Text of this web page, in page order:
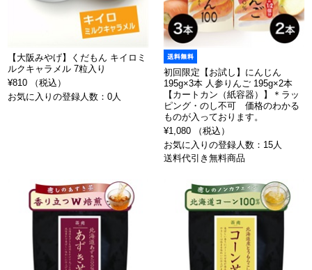
【大阪みやげ】くだもん キイロミ
ルクキャラメル 7粒入り
¥810 （税込）
お気に入りの登録人数：0人
初回限定【お試し】にんじん
195g×3本 人参りんご 195g×2本
【カートカン（紙容器）】＊ラッ
ピング・のし不可 価格のわかる
ものが入っております。
¥1,080 （税込）
お気に入りの登録人数：15人
送料代引き無料商品